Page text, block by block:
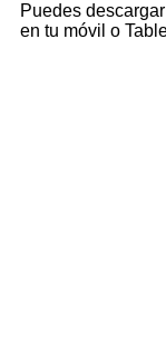
Puedes
en tu móvil o